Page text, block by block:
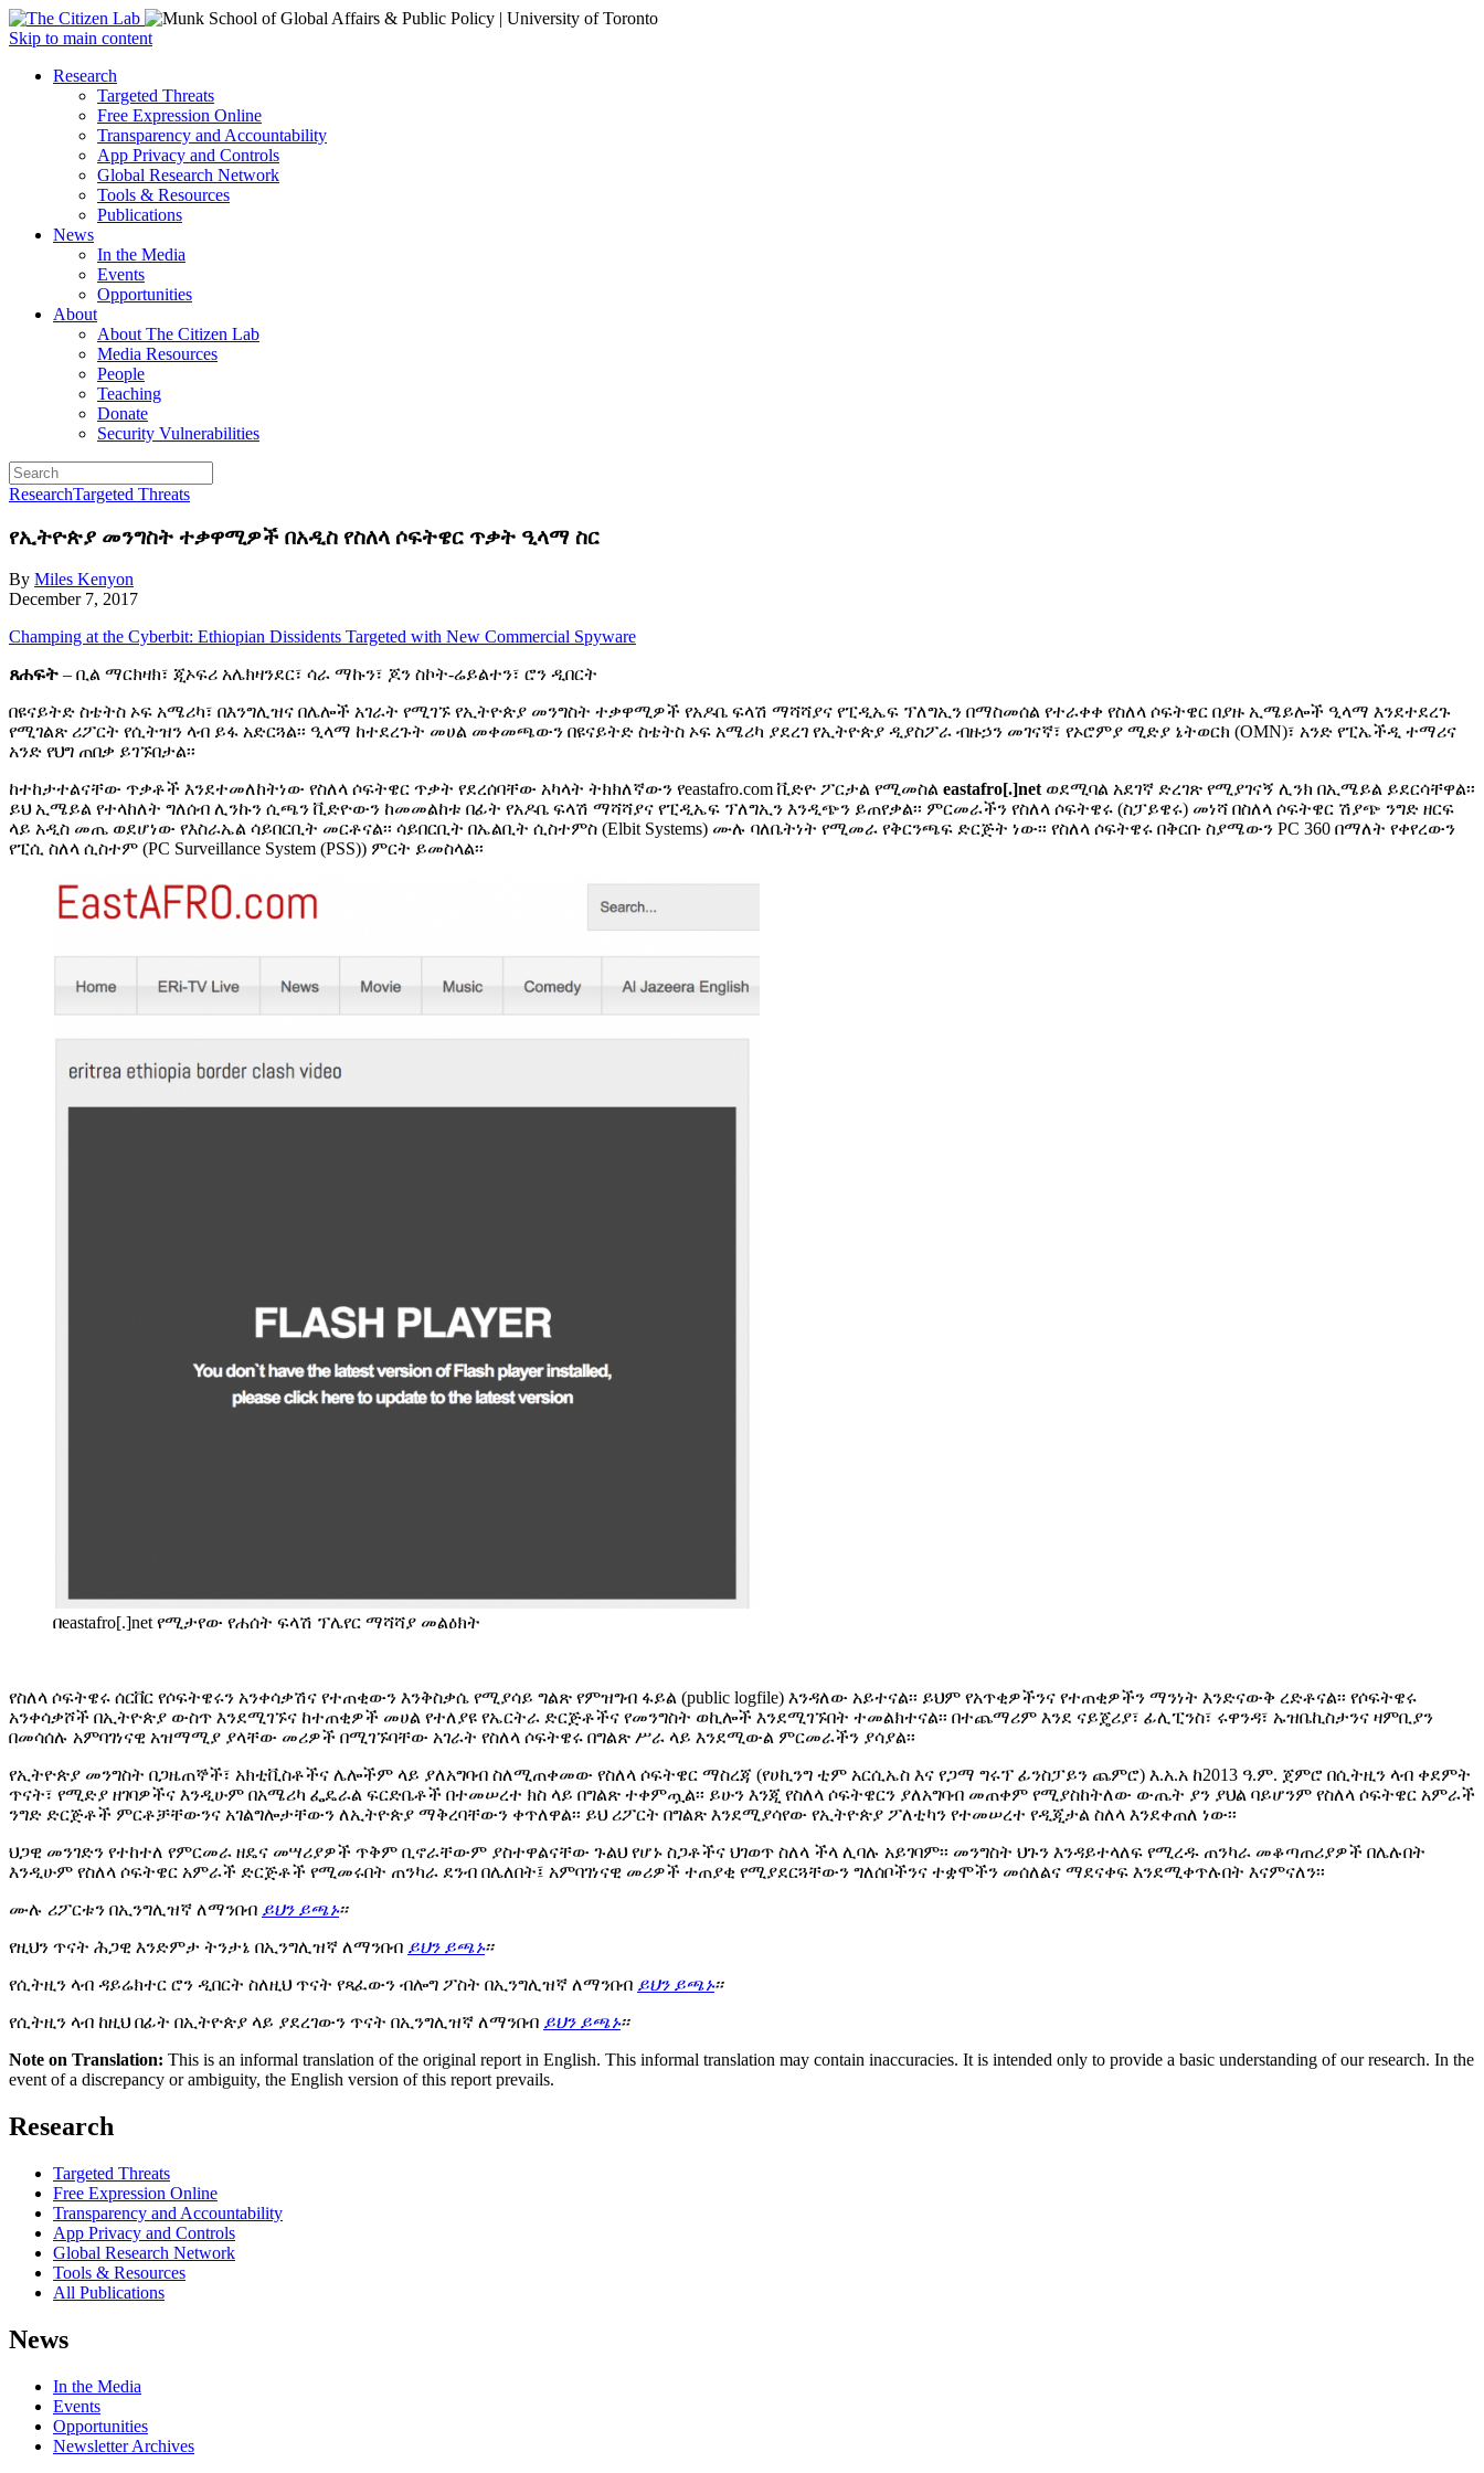
Open
menu
Skip to main content
Close
Research
Targeted Threats
Free Expression Online
Transparency and Accountability
App Privacy and Controls
Global Research Network
Tools & Resources
Publications
News
In the Media
Events
Opportunities
About
About The Citizen Lab
Media Resources
People
Teaching
Donate
Security Vulnerabilities
ResearchTargeted Threats
የኢትዮጵያ መንግስት ተቃዋሚዎች በአዲስ የስለላ ሶፍትዌር ጥቃት ዒላማ ስር
By Miles Kenyon
December 7, 2017
Champing at the Cyberbit: Ethiopian Dissidents Targeted with New Commercial Spyware
ጸሐፍት – ቢል ማርክዛክ፣ ጂኦፍሪ አሌክዛንደር፣ ሳራ ማኩን፣ ጆን ስኮት-ሬይልተን፣ ሮን ዲበርት
በዩናይትድ ስቴትስ ኦፍ አሜሪካ፣ በእንግሊዝና በሌሎች አገራት የሚገኙ የኢትዮጵያ መንግስት ተቃዋሚዎች የአዶቤ ፍላሽ ማሻሻያና የፒዲኤፍ ፕለግኢን በማስመሰል የተራቀቀ የስለላ ሶፍትዌር በያዙ ኢሜይሎች ዒላማ እንደተደረጉ
የሚገልጽ ሪፖርት የሲትዝን ላብ ይፋ አድርጓል፡፡ ዒላማ ከተደረጉት መሀል መቀመጫውን በዩናይትድ ስቴትስ ኦፍ አሜሪካ ያደረገ የኢትዮጵያ ዲያስፖራ ብዙኃን መገናኛ፣ የኦሮምያ ሚድያ ኔትወርክ (OMN)፣ አንድ የፒኤችዲ ተማሪና
አንድ የህግ ጠበቃ ይገኙበታል፡፡
ከተከታተልናቸው ጥቃቶች እንደተመለከትነው የስለላ ሶፍትዌር ጥቃት የደረሰባቸው አካላት ትክክለኛውን የeastafro.com ቪድዮ ፖርታል የሚመስል eastafro[.]netወደሚባል አደገኛ ድረገጽ የሚያገናኝ ሊንክ በኢሜይል ይደርሳቸዋል፡፡
ይህ ኢሜይል የተላከለት ግለሰብ ሊንኩን ሲጫን ቪድዮውን ከመመልከቱ በፊት የአዶቤ ፍላሽ ማሻሻያና የፒዲኤፍ ፕለግኢን እንዲጭን ይጠየቃል፡፡ ምርመራችን የስለላ ሶፍትዌሩ (ስፓይዌሩ) መነሻ በስለላ ሶፍትዌር ሽያጭ ንግድ ዘርፍ
ላይ አዲስ መጤ ወደሆነው የእስራኤል ሳይበርቢት መርቶናል፡፡ ሳይበርቢት በኤልቢት ሲስተምስ (Elbit Systems) ሙሉ ባለቤትነት የሚመራ የቅርንጫፍ ድርጅት ነው፡፡ የስለላ ሶፍትዌሩ በቅርቡ ስያሜውን PC 360 በማለት የቀየረውን
የፒሲ ስለላ ሲስተም (PC Surveillance System (PSS)) ምርት ይመስላል፡፡
በeastafro[.]net የሚታየው የሐሰት ፍላሽ ፕሌየር ማሻሻያ መልዕክት
የስለላ ሶፍትዌሩ ሰርቨር የሶፍትዌሩን አንቀሳቃሽና የተጠቂውን እንቅስቃሴ የሚያሳይ ግልጽ የምዝግብ ፋይል (public logfile) እንዳለው አይተናል፡፡ ይህም የአጥቂዎችንና የተጠቂዎችን ማንነት እንድናውቅ ረድቶናል፡፡ የሶፍትዌሩ
አንቀሳቃሾች በኢትዮጵያ ውስጥ እንደሚገኙና ከተጠቂዎች መሀል የተለያዩ የኤርትራ ድርጅቶችና የመንግስት ወኪሎች እንደሚገኙበት ተመልክተናል፡፡ በተጨማሪም እንደ ናይጄሪያ፣ ፊሊፒንስ፣ ሩዋንዳ፣ ኡዝቤኪስታንና ዛምቢያን
በመሳሰሉ አምባገነናዊ አዝማሚያ ያላቸው መሪዎች በሚገኙባቸው አገራት የስለላ ሶፍትዌሩ በግልጽ ሥራ ላይ እንደሚውል ምርመራችን ያሳያል፡፡
የኢትዮጵያ መንግስት በጋዜጠኞች፣ አክቲቪስቶችና ሌሎችም ላይ ያለአግባብ ስለሚጠቀመው የስለላ ሶፍትዌር ማስረጃ (የሀኪንግ ቲም አርሲኤስ እና የጋማ ግሩፕ ፊንስፓይን ጨምሮ) እ.አ.አ ከ2013 ዓ.ም. ጀምሮ በሲትዚን ላብ ቀደምት
ጥናት፣ የሚድያ ዘገባዎችና እንዲሁም በአሜሪካ ፌዴራል ፍርድቤቶች በተመሠረተ ክስ ላይ በግልጽ ተቀምጧል፡፡ ይሁን እንጂ የስለላ ሶፍትዌርን ያለአግባብ መጠቀም የሚያስከትለው ውጤት ያን ያህል ባይሆንም የስለላ ሶፍትዌር አምራች
ንግድ ድርጅቶች ምርቶቻቸውንና አገልግሎታቸውን ለኢትዮጵያ ማቅረባቸውን ቀጥለዋል፡፡ ይህ ሪፖርት በግልጽ እንደሚያሳየው የኢትዮጵያ ፖለቲካን የተመሠረተ የዲጂታል ስለላ እንደቀጠለ ነው፡፡
ህጋዊ መንገድን የተከተለ የምርመራ ዘዴና መሣሪያዎች ጥቅም ቢኖራቸውም ያስተዋልናቸው ጉልህ የሆኑ ስጋቶችና ህገወጥ ስለላ ችላ ሊባሉ አይገባም፡፡ መንግስት ህጉን እንዳይተላለፍ የሚረዱ ጠንካራ መቆጣጠሪያዎች በሌሉበት
እንዲሁም የስለላ ሶፍትዌር አምራች ድርጅቶች የሚመሩበት ጠንካራ ደንብ በሌለበት፤ አምባገነናዊ መሪዎች ተጠያቂ የሚያደርጓቸውን ግለሰቦችንና ተቋሞችን መሰለልና ማደናቀፍ እንደሚቀጥሉበት እናምናለን፡፡
ሙሉ ሪፖርቱን በኢንግሊዝኛ ለማንበብ ይህን ይጫኑ፡፡
የዚህን ጥናት ሕጋዊ እንድምታ ትንታኔ በኢንግሊዝኛ ለማንበብ ይህን ይጫኑ፡፡
የሲትዚን ላብ ዳይሬክተር ሮን ዲበርት ስለዚህ ጥናት የጻፈውን ብሎግ ፖስት በኢንግሊዝኛ ለማንበብ ይህን ይጫኑ፡፡
የሲትዚን ላብ ከዚህ በፊት በኢትዮጵያ ላይ ያደረገውን ጥናት በኢንግሊዝኛ ለማንበብ ይህን ይጫኑ፡፡
Note on Translation: This is an informal translation of the original report in English. This informal translation may contain inaccuracies. It is intended only to provide a basic understanding of our research. In the
event of a discrepancy or ambiguity, the English version of this report prevails.
Research
Targeted Threats
Free Expression Online
Transparency and Accountability
App Privacy and Controls
Global Research Network
Tools & Resources
All Publications
News
In the Media
Events
Opportunities
Newsletter Archives